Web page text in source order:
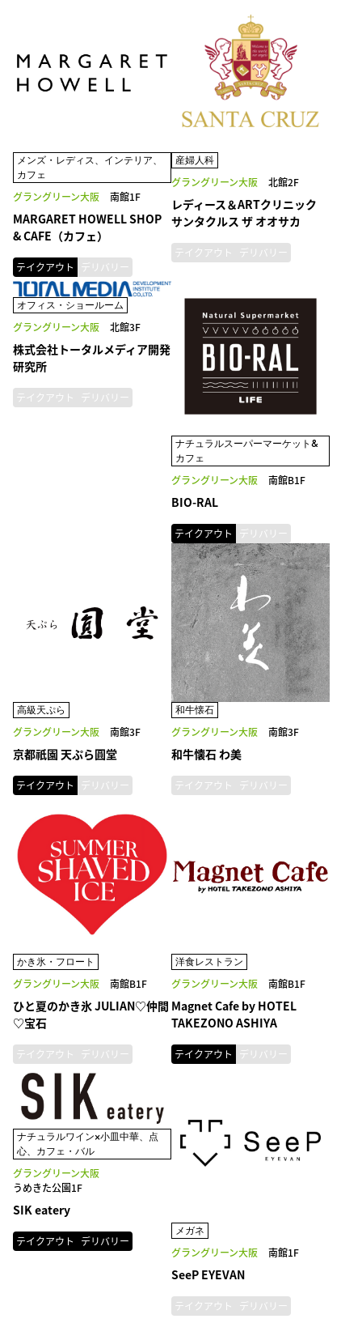
メンズ・レディス、インテリア、
カフェ
グラングリーン大阪 南館1F
MARGARET HOWELL SHOP
& CAFE（カフェ）
テイクアウト デリバリー
産婦人科
グラングリーン大阪 北館2F
レディース＆ARTクリニック
サンタクルス ザ オオサカ
テイクアウト デリバリー
オフィス・ショールーム
グラングリーン大阪 北館3F
株式会社トータルメディア開発
研究所
テイクアウト デリバリー
ナチュラルスーパーマーケット&
カフェ
グラングリーン大阪 南館B1F
BIO-RAL
テイクアウト デリバリー
高級天ぷら
グラングリーン大阪 南館3F
京都祇園 天ぷら圓堂
テイクアウト デリバリー
和牛懐石
グラングリーン大阪 南館3F
和牛懐石 わ美
テイクアウト デリバリー
かき氷・フロート
グラングリーン大阪 南館B1F
ひと夏のかき氷 JULIAN♡仲間
♡宝石
テイクアウト デリバリー
洋食レストラン
グラングリーン大阪 南館B1F
Magnet Cafe by HOTEL
TAKEZONO ASHIYA
テイクアウト デリバリー
ナチュラルワイン×小皿中華、点
心、カフェ・バル
グラングリーン大阪
うめきた公園1F
SIK eatery
テイクアウト デリバリー
メガネ
グラングリーン大阪 南館1F
SeeP EYEVAN
テイクアウト デリバリー